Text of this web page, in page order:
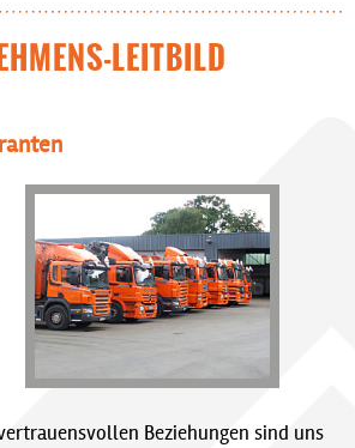
LEITBILD
Beziehungen sind uns